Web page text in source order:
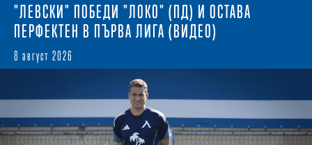
"ЛЕВСКИ" ПОБЕДИ "ЛОКО" (ПД) И ОСТАВА
ПЕРФЕКТЕН В ПЪРВА ЛИГА (ВИДЕО)
8 август 2026